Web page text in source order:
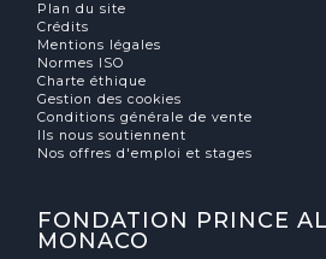
Plan du site
Crédits
Mentions légales
Normes ISO
Charte éthique
Gestion des cookies
Conditions générale de vente
Ils nous soutiennent
Nos offres d'emploi et stages
FONDATION PRINCE
MONACO